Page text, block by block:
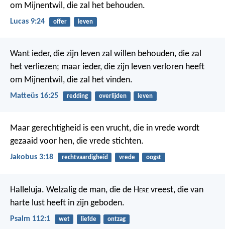
om Mijnentwil, die zal het behouden.
Lucas 9:24 offer leven
Want ieder, die zijn leven zal willen behouden, die zal
het verliezen; maar ieder, die zijn leven verloren heeft
om Mijnentwil, die zal het vinden.
Matteüs 16:25 redding overlijden leven
Maar gerechtigheid is een vrucht, die in vrede wordt
gezaaid voor hen, die vrede stichten.
Jakobus 3:18 rechtvaardigheid vrede oogst
Halleluja. Welzalig de man, die de Here vreest, die van
harte lust heeft in zijn geboden.
Psalm 112:1 wet liefde ontzag